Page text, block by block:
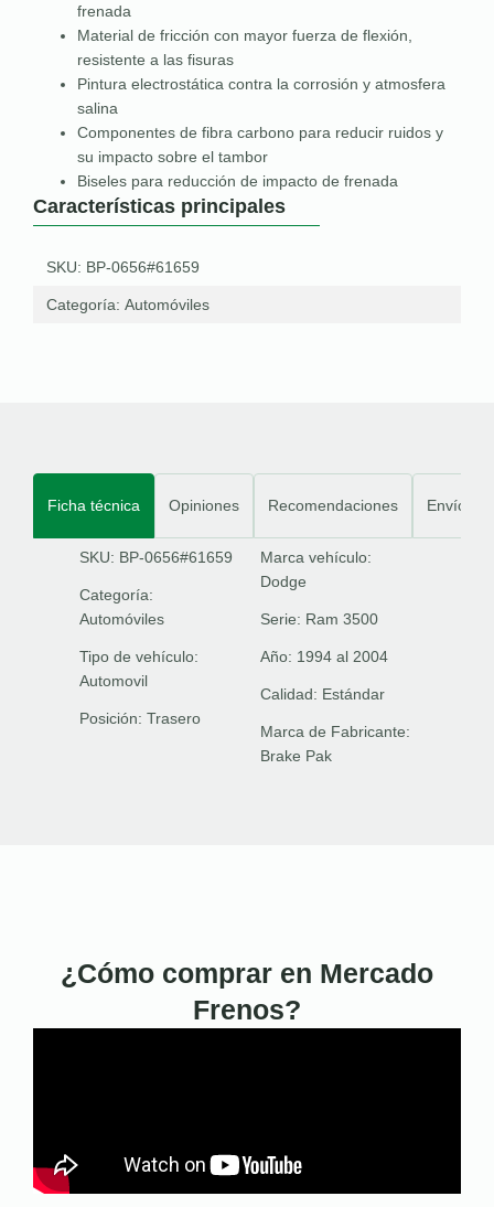
frenada
Material de fricción con mayor fuerza de flexión,
resistente a las fisuras
Pintura electrostática contra la corrosión y atmosfera
salina
Componentes de fibra carbono para reducir ruidos y
su impacto sobre el tambor
Biseles para reducción de impacto de frenada
Características principales
SKU: BP-0656#61659
Categoría: Automóviles
Ficha técnica Opiniones Recomendaciones Envíos
SKU: BP-0656#61659
Categoría:
Automóviles
Tipo de vehículo:
Automovil
Posición: Trasero
Marca vehículo:
Dodge
Serie: Ram 3500
Año: 1994 al 2004
Calidad: Estándar
Marca de Fabricante:
Brake Pak
¿Cómo comprar en Mercado
Frenos?